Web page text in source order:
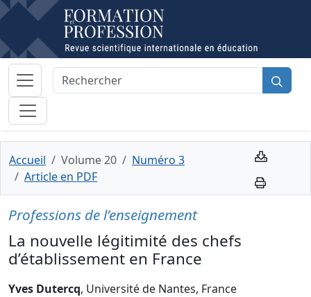
Accueil Volume 20
Numéro 3
Article en PDF
Professions de l’enseignement
La nouvelle légitimité des chefs
d’établissement en France
Yves Dutercq, Université de Nantes, France